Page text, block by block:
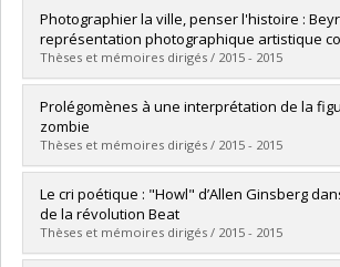
Diplômé(e) :Fleury, Marie-Eve
Cycle :Doctorat
Diplôme obtenu :Ph. D.
Lien vers le document dans Papyrus
Photographier la ville, penser l'histoire :
représentation photographique artistique
Thèses et mémoires dirigés / 2015 - 2015
Diplômé(e) :Polledri, Claudia
Cycle :Doctorat
Diplôme obtenu :Ph. D.
Lien vers le document dans Papyrus
Prolégomènes à une interprétation de la
zombie
Thèses et mémoires dirigés / 2015 - 2015
Diplômé(e) :Boucher, Cynthia
Cycle :Maîtrise
Diplôme obtenu :M.A.
Lien vers le document dans Papyrus
Le cri poétique : "Howl" d’Allen Ginsberg
de la révolution Beat
Thèses et mémoires dirigés / 2015 - 2015